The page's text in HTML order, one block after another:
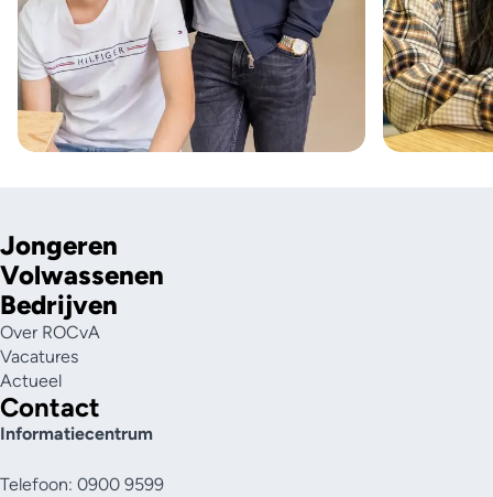
Jongeren
Volwassenen
Bedrijven
Over ROCvA
Vacatures
Actueel
Contact
Informatiecentrum
Telefoon: 0900 9599